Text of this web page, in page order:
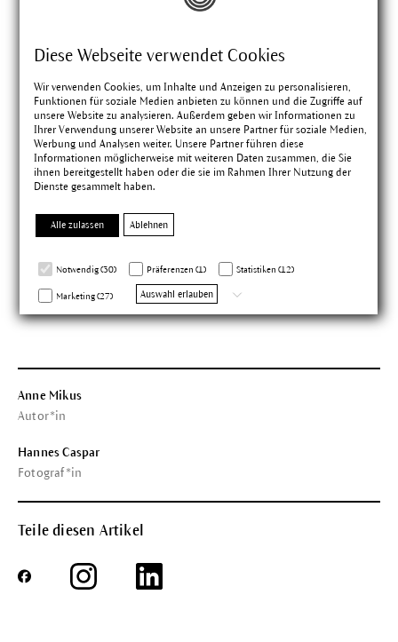
Diese Webseite verwendet Cookies
Wir verwenden Cookies, um Inhalte und Anzeigen zu personalisieren,
Funktionen für soziale Medien anbieten zu können und die Zugriffe auf
unsere Website zu analysieren. Außerdem geben wir Informationen zu
Ihrer Verwendung unserer Website an unsere Partner für soziale Medien,
Werbung und Analysen weiter. Unsere Partner führen diese
Informationen möglicherweise mit weiteren Daten zusammen, die Sie
ihnen bereitgestellt haben oder die sie im Rahmen Ihrer Nutzung der
Dienste gesammelt haben.
Alle zulassen Ablehnen
Notwendig (30) Präferenzen (1) Statistiken (12)
Marketing (27) Auswahl erlauben
reinigt sanft und gründlich, entfernt selbst wasserfestes
Make-up
75 ml| 24,50 €
Anne Mikus
Autor*in
Hannes Caspar
Fotograf*in
Teile diesen Artikel